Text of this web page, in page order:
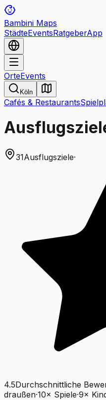
Bambini Maps
StädteEventsRatgeberApp
OrteEvents
Köln
Cafés & Restaurants
31Ausflugsziele·
4.5Durchschnittliche
draußen·10× Spiele·9×